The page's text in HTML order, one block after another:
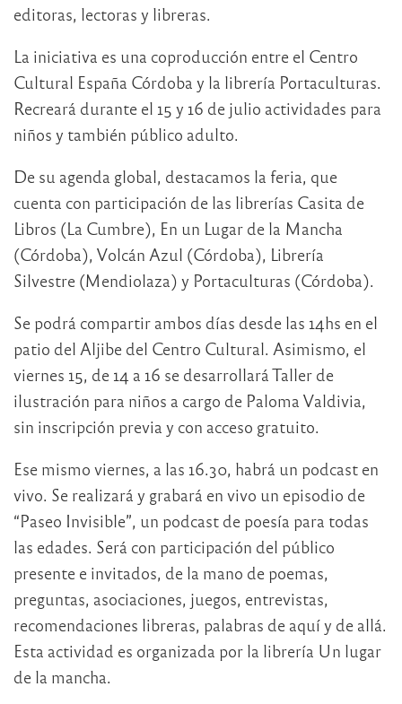
editoras, lectoras y libreras.
La iniciativa es una coproducción entre el Centro
Cultural España Córdoba y la librería Portaculturas.
Recreará durante el 15 y 16 de julio actividades para
niños y también público adulto.
De su agenda global, destacamos la feria, que
cuenta con participación de las librerías Casita de
Libros (La Cumbre), En un Lugar de la Mancha
(Córdoba), Volcán Azul (Córdoba), Librería
Silvestre (Mendiolaza) y Portaculturas (Córdoba).
Se podrá compartir ambos días desde las 14hs en el
patio del Aljibe del Centro Cultural. Asimismo, el
viernes 15, de 14 a 16 se desarrollará Taller de
ilustración para niños a cargo de Paloma Valdivia,
sin inscripción previa y con acceso gratuito.
Ese mismo viernes, a las 16.30, habrá un podcast en
vivo. Se realizará y grabará en vivo un episodio de
“Paseo Invisible”, un podcast de poesía para todas
las edades. Será con participación del público
presente e invitados, de la mano de poemas,
preguntas, asociaciones, juegos, entrevistas,
recomendaciones libreras, palabras de aquí y de allá.
Esta actividad es organizada por la librería Un lugar
de la mancha.